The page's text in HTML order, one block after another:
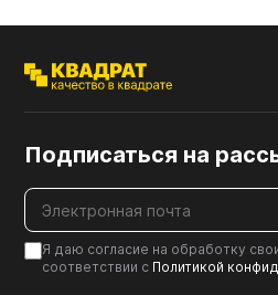
Подписаться на
Я даю согласие на обработку
соответствии с Политикой